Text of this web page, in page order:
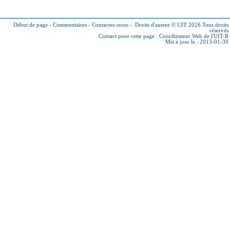
Début de page - Commentaires - Contactez-nous - Droits d'auteur © UIT 2026 Tous droits
réservés
Contact pour cette page : Coordinateur Web de l'UIT-R
Mis à jour le : 2013-01-30